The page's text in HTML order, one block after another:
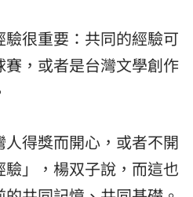
很重要：共同的經驗可
，或者是台灣文學創作
人得獎而開心，或者不開
」，楊双子說，而這也